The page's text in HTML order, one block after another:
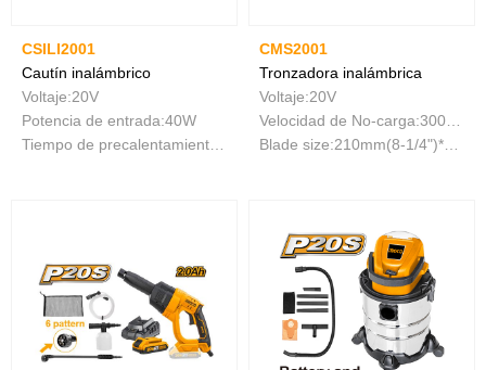
CSILI2001
Cautín inalámbrico
Voltaje:20V
Potencia de entrada:40W
CMS2001
Tronzadora inalámbrica
Voltaje:20V